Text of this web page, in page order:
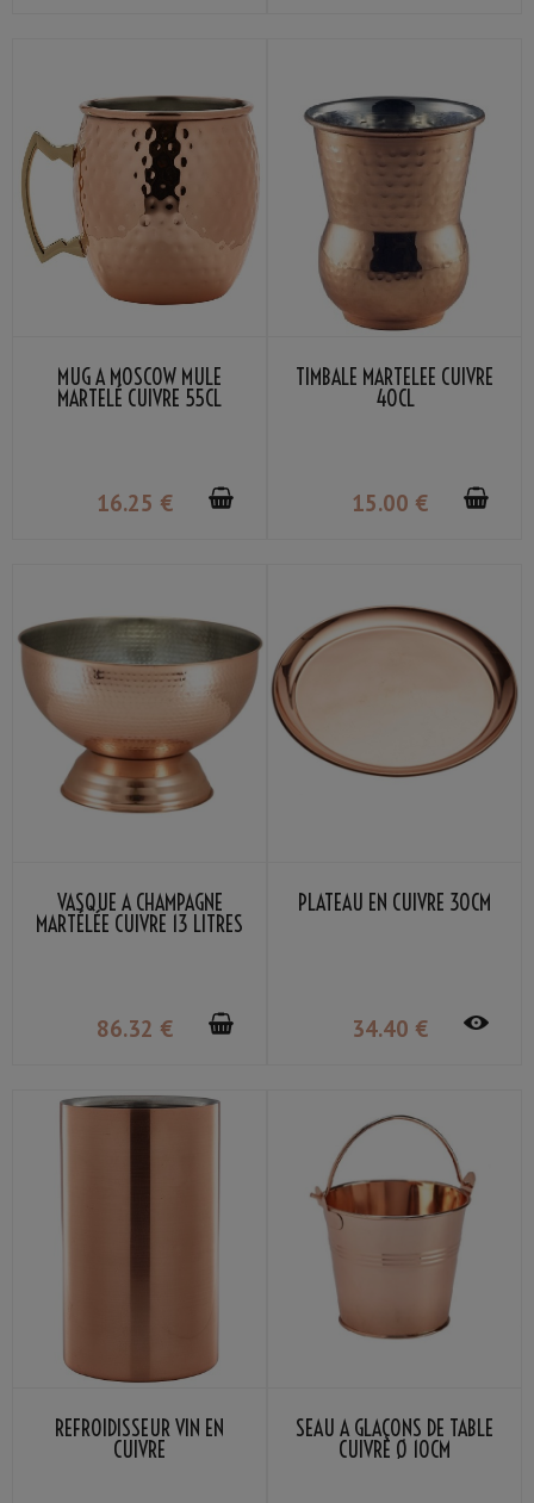
MUG À MOSCOW MULE
MARTELÉ CUIVRE 55CL
16.25 €
TIMBALE MARTELÉE CUIVRE
40CL
15.00 €
VASQUE À CHAMPAGNE
MARTÉLÉE CUIVRE 13 LITRES
86.32 €
PLATEAU EN CUIVRE 30CM
34.40 €
REFROIDISSEUR VIN EN
CUIVRE
SEAU À GLAÇONS DE TABLE
CUIVRE Ø 10CM